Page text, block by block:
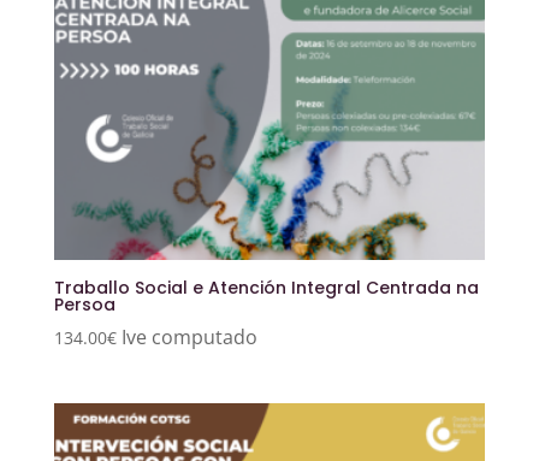
Traballo Social e Atención Integral Centrada na
Persoa
134.00€ Ive computado